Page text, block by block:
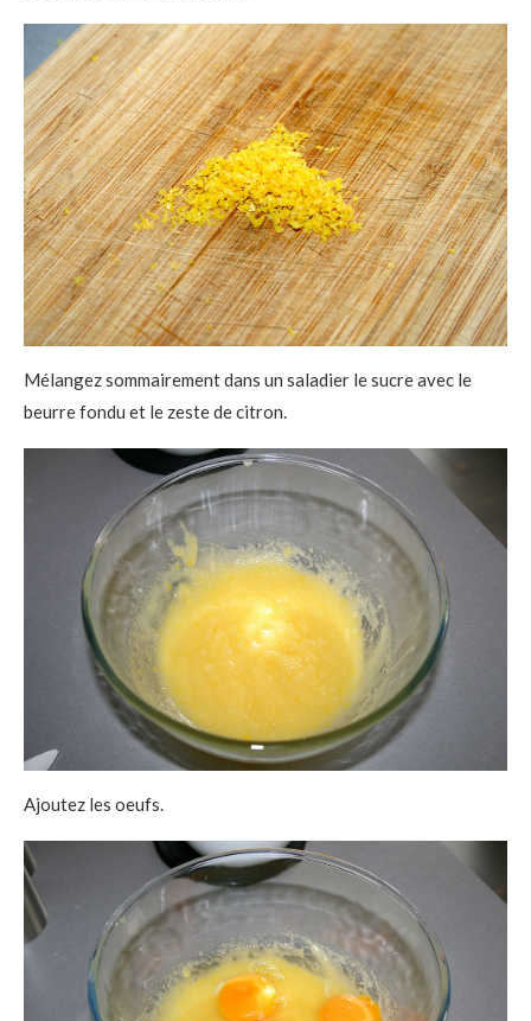
Mélangez sommairement dans un saladier le sucre avec le
beurre fondu et le zeste de citron.
Ajoutez les oeufs.